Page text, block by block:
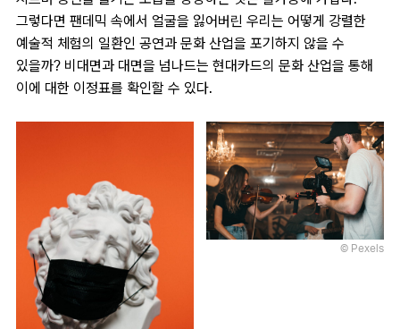
그렇다면 팬데믹 속에서 얼굴을 잃어버린 우리는 어떻게 강렬한
예술적 체험의 일환인 공연과 문화 산업을 포기하지 않을 수
있을까? 비대면과 대면을 넘나드는 현대카드의 문화 산업을 통해
이에 대한 이정표를 확인할 수 있다.
© Pexels